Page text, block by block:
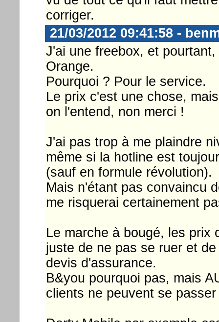
corriger.
21/03/2012 09:41:58 -
J'ai une freebox, et
Orange.
Pourquoi ? Pour le service.
Le prix c'est une chose,
on l'entend, non merci !
J'ai pas trop à me plaindre
même si la hotline est
(sauf en formule révolution).
Mais n'étant pas convaincu
me risquerai certainement
Le marche à bougé, les
juste de ne pas se ruer et
devis d'assurance.
B&you pourquoi pas, mais
clients ne peuvent se